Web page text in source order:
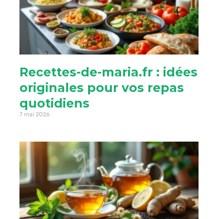
Recettes-de-maria.fr : idées
originales pour vos repas
quotidiens
7 mai 2026